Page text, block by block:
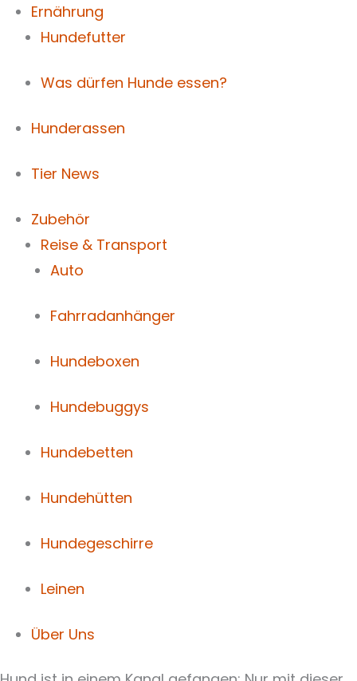
Ernährung
Hundefutter
Was dürfen Hunde essen?
Hunderassen
Tier News
Zubehör
Reise & Transport
Auto
Fahrradanhänger
Hundeboxen
Hundebuggys
Hundebetten
Hundehütten
Hundegeschirre
Leinen
Über Uns